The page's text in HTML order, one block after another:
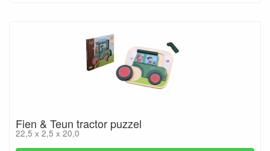
Fien & Teun tractor puzzel
22,5 x 2,5 x 20,0